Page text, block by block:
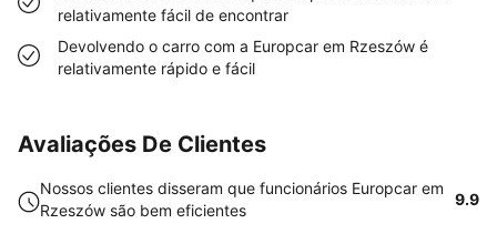
relativamente fácil de encontrar
Devolvendo o carro com a Europcar em Rzeszów é
relativamente rápido e fácil
Avaliações De Clientes
Nossos clientes disseram que funcionários Europcar em
Rzeszów são bem eficientes
9.9